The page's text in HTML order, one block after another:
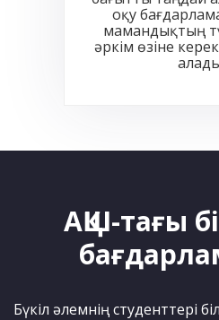
оқу
мамандықтың
әркім өзіне
АҚШ-тағы
Бүкіл әлемнің студенттері